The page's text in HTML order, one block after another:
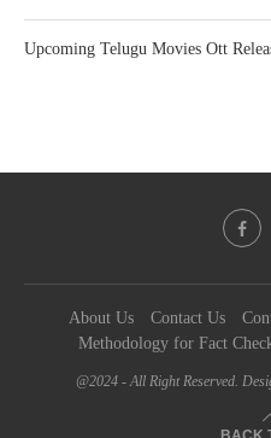
Upcoming Telugu Movies Ott
About Us Contact Us
Methodology for Fact
@2024 - All Right Reserved.